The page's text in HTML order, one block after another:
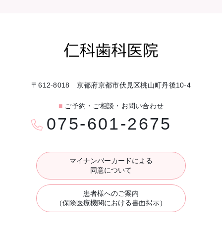
〒612-8018 京都府京都市伏見区桃山町丹後10-4
■ ご予約・ご相談・お問い合わせ
075-601-2675
マイナンバーカードによる
同意について
患者様へのご案内
（保険医療機関における書面掲示）